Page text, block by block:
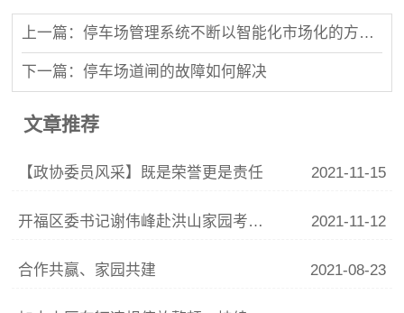
上一篇：停车场管理系统不断以智能化市场化的方向发展
下一篇：停车场道闸的故障如何解决
文章推荐
【政协委员风采】既是荣誉更是责任 2021-11-15
开福区委书记谢伟峰赴洪山家园考察调研 2021-11-12
合作共赢、家园共建 2021-08-23